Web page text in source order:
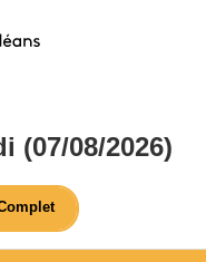
(07/08/2026)